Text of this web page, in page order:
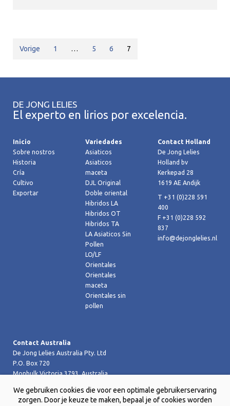
Vorige 1 … 5 6 7
DE JONG LELIES
El experto en lirios por excelencia.
Inicio
Sobre nostros
Historia
Cría
Cultivo
Exportar
Variedades
Asiaticos
Asiaticos
maceta
DJL Original
Doble oriental
Hibridos LA
Hibridos OT
Hibridos TA
LA Asiaticos Sin
Pollen
LO/LF
Orientales
Orientales
maceta
Orientales sin
pollen
Contact Holland
De Jong Lelies
Holland bv
Kerkepad 28
1619 AE Andijk
T +31 (0)228 591
400
F +31 (0)228 592
837
info@dejonglelies.nl
Contact Australia
De Jong Lelies Australia Pty. Ltd
P.O. Box 720
Monbulk Victoria 3793, Australia
T +61 (0)359 619 188
F +61 (0)359 619 199 joost@dejongleliesaustralia.com.au
We gebruiken cookies die voor een optimale gebruikerservaring
zorgen. Door je keuze te maken, bepaal je of cookies worden